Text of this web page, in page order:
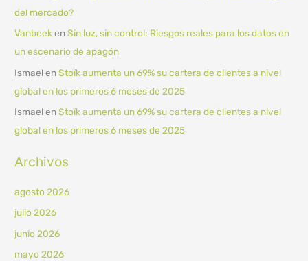
del mercado?
VanbeekenSin luz, sin control: Riesgos reales para los datos en
un escenario de apagón
IsmaelenStoïk aumenta un 69% su cartera de clientes a nivel
global en los primeros 6 meses de 2025
IsmaelenStoïk aumenta un 69% su cartera de clientes a nivel
global en los primeros 6 meses de 2025
Archivos
agosto 2026
julio 2026
junio 2026
mayo 2026